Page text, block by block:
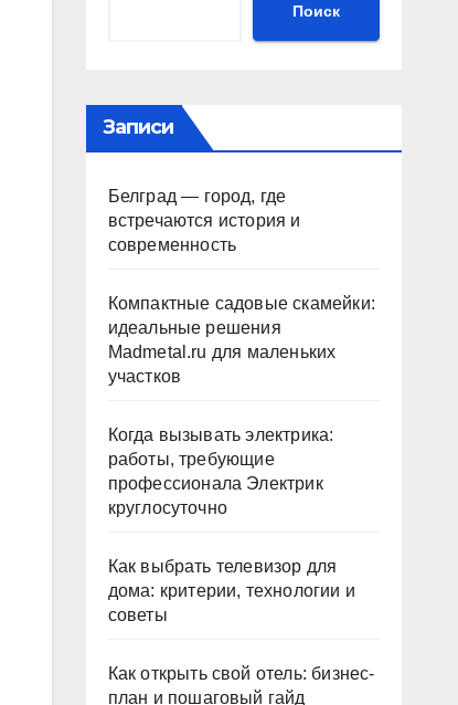
Поиск
Записи
Белград — город, где
встречаются история и
современность
Компактные садовые скамейки:
идеальные решения
Madmetal.ru для маленьких
участков
Когда вызывать электрика:
работы, требующие
профессионала Электрик
круглосуточно
Как выбрать телевизор для
дома: критерии, технологии и
советы
Как открыть свой отель: бизнес-
план и пошаговый гайд